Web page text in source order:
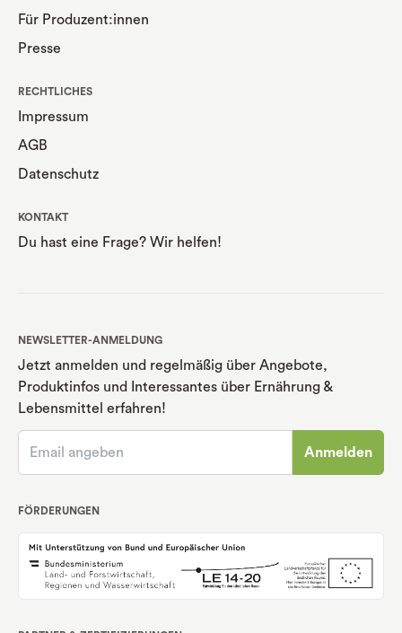
Für Produzent:innen
Presse
RECHTLICHES
Impressum
AGB
Datenschutz
KONTAKT
Du hast eine Frage? Wir helfen!
NEWSLETTER-ANMELDUNG
Jetzt anmelden und regelmäßig über Angebote,
Produktinfos und Interessantes über Ernährung &
Lebensmittel erfahren!
Anmelden
FÖRDERUNGEN